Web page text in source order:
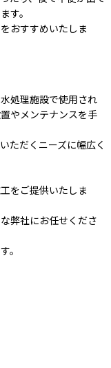
す。
おすすめいたしま
処理施設で使用され
やメンテナンスを手
ただくニーズに幅広く
をご提供いたしま
弊社にお任せくださ
。